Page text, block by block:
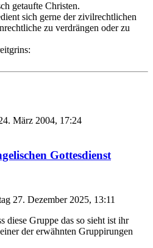
getaufte Christen.
sich gerne der zivilrechtlichen
zu verdrängen oder zu
März 2004, 17:24
Gottesdienst
27. Dezember 2025, 13:11
diese Gruppe das so sieht ist ihr
der erwähnten Gruppirungen